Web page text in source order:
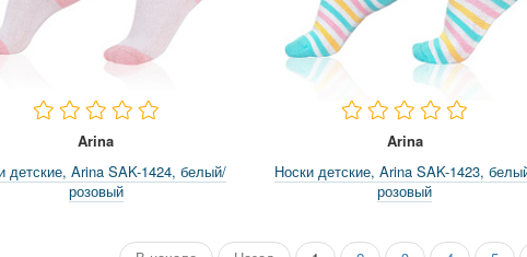
Arina
детские, Arina SAK-1424, белый/
розовый
Arina
Носки детские, Arina SAK-1423,
розовый